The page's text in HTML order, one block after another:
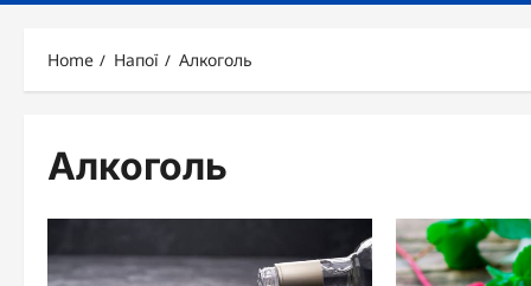
Home Напої Алкоголь
Алкоголь